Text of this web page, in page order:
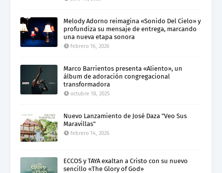
Melody Adorno reimagina «Sonido Del Cielo» y
profundiza su mensaje de entrega, marcando
una nueva etapa sonora
febrero 16, 2026
Marco Barrientos presenta «Aliento», un
álbum de adoración congregacional
transformadora
octubre 18, 2025
Nuevo Lanzamiento de José Daza "Veo Sus
Maravillas"
febrero 14, 2026
ECCOS y TAYA exaltan a Cristo con su nuevo
sencillo «The Glory of God»